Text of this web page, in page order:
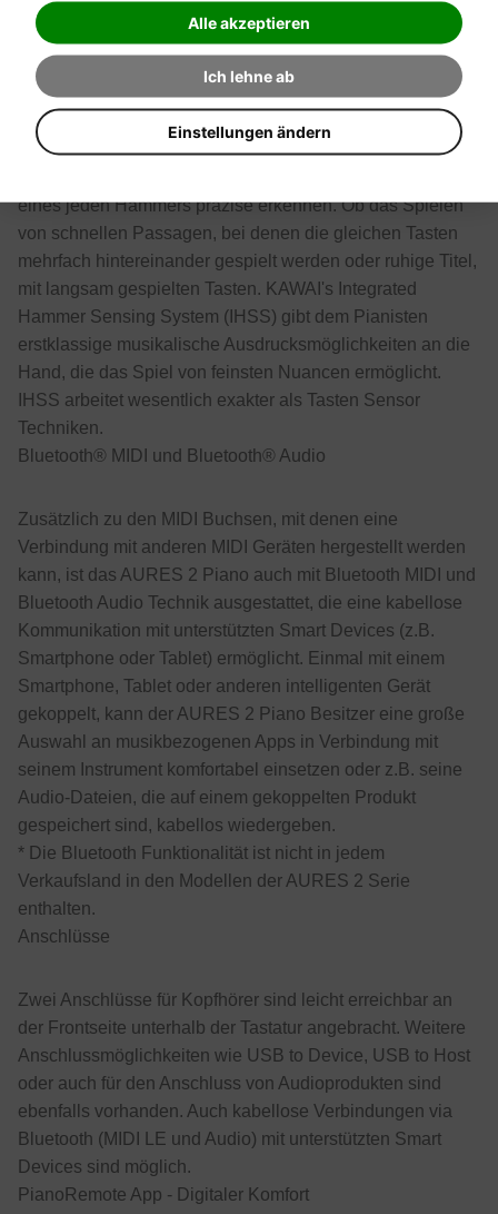
Alle akzeptieren
Ich lehne ab
Einstellungen ändern
behutsamer Tastenanschlag bewirkt eine langsame
Bewegung des Hammers und erzeugt nur eine geringe
Lautstärke. Ein schneller Tastenanschlag bewirkt eine
schnelle Bewegung des Hammers, was eine hohe
Lautstärke zur Folge hat. Die AURES 2 Instrumente
reproduzieren genau dieses Verhalten durch integrierte
eines jeden Hammers präzise erkennen. Ob das Spielen
von schnellen Passagen, bei denen die gleichen Tasten
mehrfach hintereinander gespielt werden oder ruhige Titel,
mit langsam gespielten Tasten. KAWAI's Integrated
Hammer Sensing System (IHSS) gibt dem Pianisten
erstklassige musikalische Ausdrucksmöglichkeiten an die
Hand, die das Spiel von feinsten Nuancen ermöglicht.
IHSS arbeitet wesentlich exakter als Tasten Sensor
Techniken.
Bluetooth® MIDI und Bluetooth® Audio
Zusätzlich zu den MIDI Buchsen, mit denen eine
Verbindung mit anderen MIDI Geräten hergestellt werden
kann, ist das AURES 2 Piano auch mit Bluetooth MIDI und
Bluetooth Audio Technik ausgestattet, die eine kabellose
Kommunikation mit unterstützten Smart Devices (z.B.
Smartphone oder Tablet) ermöglicht. Einmal mit einem
Smartphone, Tablet oder anderen intelligenten Gerät
gekoppelt, kann der AURES 2 Piano Besitzer eine große
Auswahl an musikbezogenen Apps in Verbindung mit
seinem Instrument komfortabel einsetzen oder z.B. seine
Audio-Dateien, die auf einem gekoppelten Produkt
gespeichert sind, kabellos wiedergeben.
* Die Bluetooth Funktionalität ist nicht in jedem
Verkaufsland in den Modellen der AURES 2 Serie
enthalten.
Anschlüsse
Zwei Anschlüsse für Kopfhörer sind leicht erreichbar an
der Frontseite unterhalb der Tastatur angebracht. Weitere
Anschlussmöglichkeiten wie USB to Device, USB to Host
oder auch für den Anschluss von Audioprodukten sind
ebenfalls vorhanden. Auch kabellose Verbindungen via
Bluetooth (MIDI LE und Audio) mit unterstützten Smart
Devices sind möglich.
PianoRemote App - Digitaler Komfort